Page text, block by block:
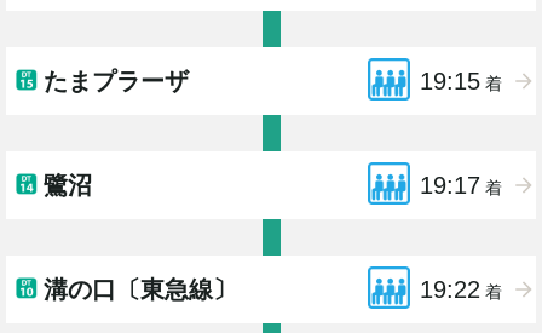
たまプラーザ 19:15 着
鷺沼 19:17 着
溝の口〔東急線〕 19:22 着